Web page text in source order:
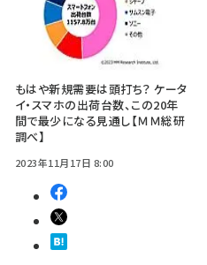
もはや新規需要は頭打ち？ ケータ
イ・スマホの出荷台数、この20年
間で最少になる見通し【ＭＭ総研
調べ】
2023年11月17日 8:00